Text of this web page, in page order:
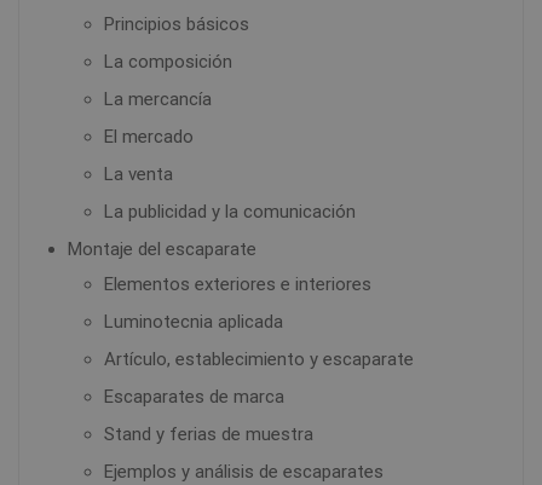
Principios básicos
La composición
La mercancía
El mercado
La venta
La publicidad y la comunicación
Montaje del escaparate
Elementos exteriores e interiores
Luminotecnia aplicada
Artículo, establecimiento y escaparate
Escaparates de marca
Stand y ferias de muestra
Ejemplos y análisis de escaparates